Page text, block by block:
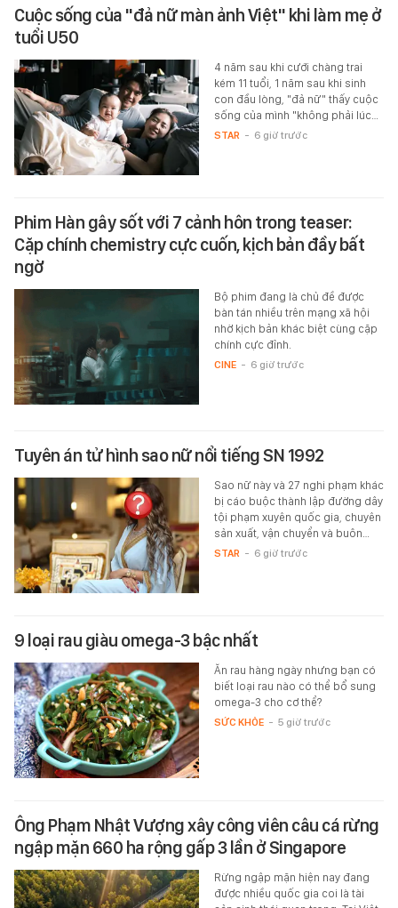
Cuộc sống của "đả nữ màn ảnh Việt" khi làm mẹ ở
tuổi U50
4 năm sau khi cưới chàng trai
kém 11 tuổi, 1 năm sau khi sinh
con đầu lòng, "đả nữ" thấy cuộc
sống của mình "không phải lúc…
STAR - 6 giờ trước
Phim Hàn gây sốt với 7 cảnh hôn trong teaser:
Cặp chính chemistry cực cuốn, kịch bản đầy bất
ngờ
Bộ phim đang là chủ đề được
bàn tán nhiều trên mạng xã hội
nhờ kịch bản khác biệt cùng cặp
chính cực đỉnh.
CINE - 6 giờ trước
Tuyên án tử hình sao nữ nổi tiếng SN 1992
Sao nữ này và 27 nghi phạm khác
bị cáo buộc thành lập đường dây
tội phạm xuyên quốc gia, chuyên
sản xuất, vận chuyển và buôn…
STAR - 6 giờ trước
9 loại rau giàu omega-3 bậc nhất
Ăn rau hàng ngày nhưng bạn có
biết loại rau nào có thể bổ sung
omega-3 cho cơ thể?
SỨC KHỎE - 5 giờ trước
Ông Phạm Nhật Vượng xây công viên câu cá rừng
ngập mặn 660 ha rộng gấp 3 lần ở Singapore
Rừng ngập mặn hiện nay đang
được nhiều quốc gia coi là tài